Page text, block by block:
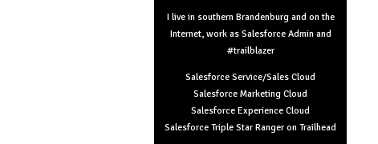
I live in southern Brandenburg and on the
Internet, work as Salesforce Admin and
#trailblazer
Salesforce Service/Sales Cloud
Salesforce Marketing Cloud
Salesforce Experience Cloud
Salesforce Triple Star Ranger on Trailhead